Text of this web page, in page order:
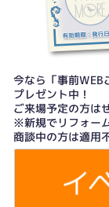
今なら「事前
プレゼント中！
ご来場予定の方は
※新規でリフォー
商談中の方は適用